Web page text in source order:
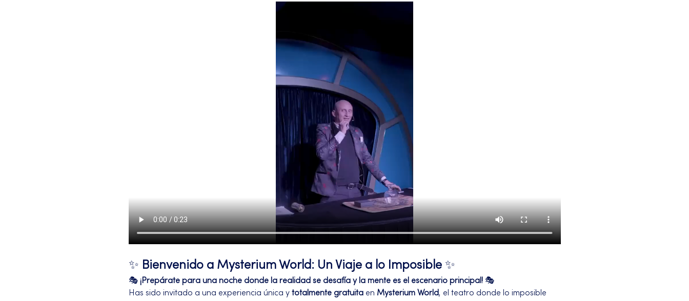
✨ Bienvenido a Mysterium World: Un Viaje a lo Imposible ✨
🎭 ¡Prepárate para una noche donde la realidad se desafía y la mente es el escenario principal! 🎭
Has sido invitado a una experiencia única y totalmente gratuita en Mysterium World, el teatro donde lo imposible